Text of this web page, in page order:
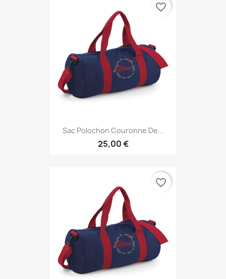
Sac Polochon Couronne De...
25,00 €
favorite_border
favorite_border